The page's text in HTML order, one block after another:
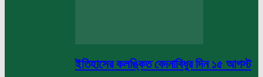
ইতিহাসের কলঙ্কিত বেদনাবিধুর দিন ১৫ আগস্ট